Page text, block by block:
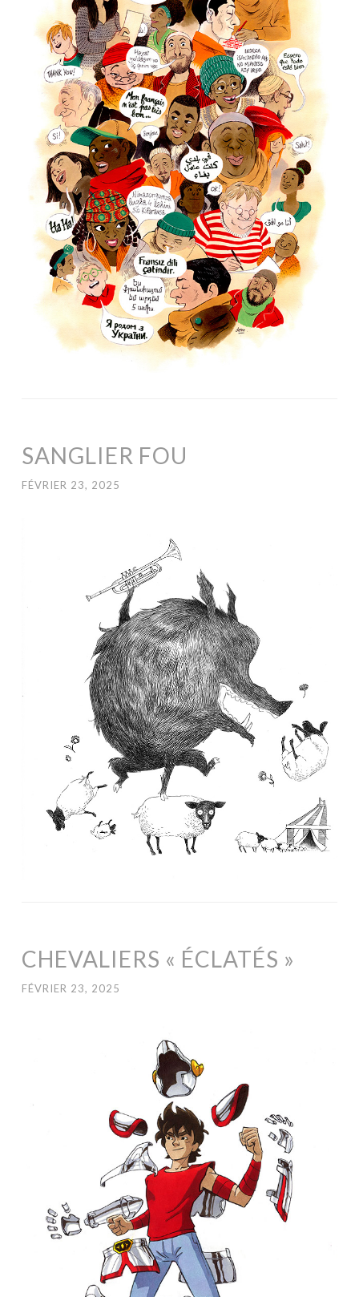
SANGLIER FOU
FÉVRIER 23, 2025
CHEVALIERS « ÉCLATÉS »
FÉVRIER 23, 2025